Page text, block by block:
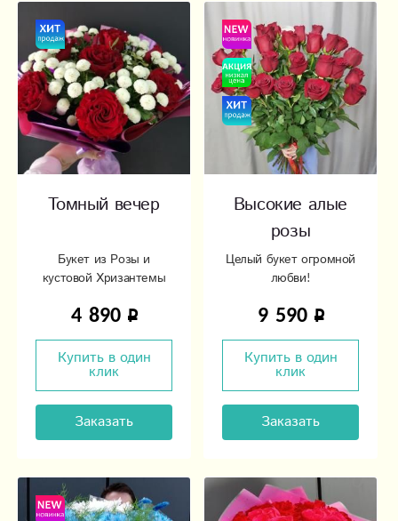
Томный вечер
Букет из Розы и
кустовой Хризантемы
4 890
Купить в один
клик
Заказать
Высокие алые
розы
Целый букет огромной
любви!
9 590
Купить в один
клик
Заказать